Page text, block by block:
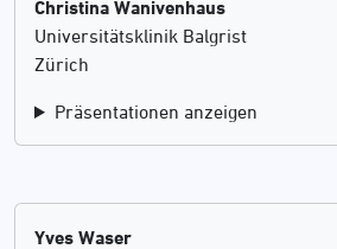
Christina Wanivenhaus
Universitätsklinik Balgrist
Zürich
Präsentationen anzeigen
Yves Waser